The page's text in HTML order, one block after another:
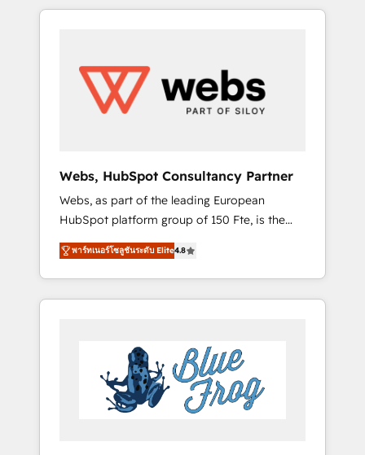
to global brands
HubSpot challenges and improve user
HubSpot for the first time 🔧 Designing and
optimising your HubSpot set-up for better
results 🌐 Website design and build using
using HubSpot Why us? - SIX HubSpot
Accreditations - awarded by HubSpot after a
rigorous process for CRM, Solutions
Architecture, Onboarding , Data Migration,
Custom Integration & Platform Enablement -
Onboarded over 500 businesses to HubSpot
-Top 1% of partners worldwide -In-house
HubSpot. www.bbdboom.com
Webs, HubSpot Consultancy Partner
Webs, as part of the leading European
HubSpot platform group of 150 Fte, is the
trusted Elite HubSpot CRM Partner offering
you a roadmap on maximizing EBITDA and
achieving Commercial Excellence. With our
targeted processes, we strengthen your
Implementation partner, we provide
expertise to drive your business forward.
Since 2015 we are fully dedicated to
HubSpot and with an experienced team
พาร์ทเนอร์โซลูชันระดับ Elite4.8